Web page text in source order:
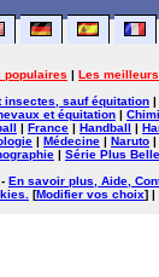
populaires | Les meilleurs
insectes, sauf équitation |
et équitation |
| France | Handball |
| Médecine | Naruto |
| Série Plus
- En savoir plus, Aide,
[Modifier vos choix] |